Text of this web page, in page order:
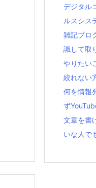
デジタル
ルスシス
雑記ブロ
識して取
やりたい
絞れない
何を情報
ず
文章を書
いな人で